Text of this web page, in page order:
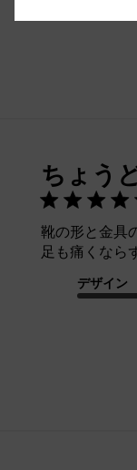
ちょう
靴の形と金具
足も痛くなら
デザイン